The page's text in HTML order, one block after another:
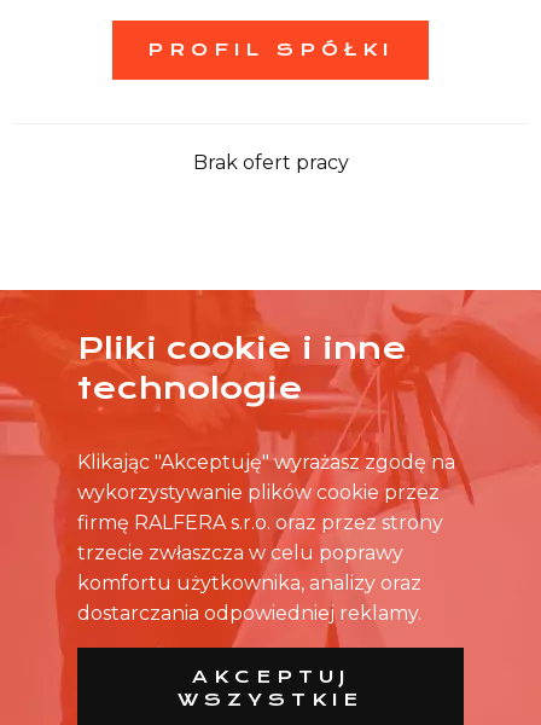
PROFIL SPÓŁKI
Brak ofert pracy
ŻADNA OFERTA CIĘ NIE ZAINTERESOWAŁA?
SKONTAKTUJ SIĘ BEZPOŚREDNIO ZE SKLEPEM.
Pliki cookie i inne
technologie
Klikając "Akceptuję" wyrażasz zgodę na
wykorzystywanie plików cookie przez
firmę RALFERA s.r.o. oraz przez strony
trzecie zwłaszcza w celu poprawy
komfortu użytkownika, analizy oraz
dostarczania odpowiedniej reklamy.
AKCEPTUJ
WSZYSTKIE